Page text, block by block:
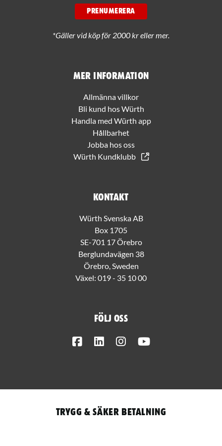
Mer information
Allmänna villkor
Bli kund hos Würth
Handla med Würth app
Hållbarhet
Jobba hos oss
Würth Kundklubb
Kontakt
Würth Svenska AB
Box 1705
SE-701 17 Örebro
Berglundavägen 38
Örebro, Sweden
Växel: 019 - 35 10 00
Följ oss
FacebookLinkedInInstagram
PRENUMERERA
*Gäller vid köp för 2000 kr eller mer.
Trygg & säker betalning